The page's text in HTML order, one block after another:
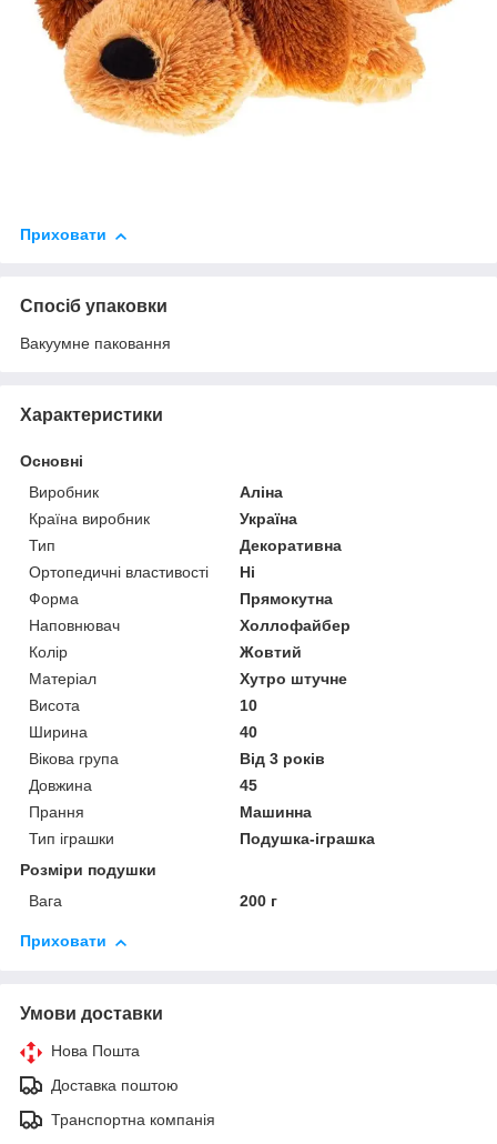
Приховати
Спосіб упаковки
Вакуумне паковання
Характеристики
Основні
Виробник
Аліна
Країна виробник
Україна
Тип
Декоративна
Ортопедичні властивості
Ні
Форма
Прямокутна
Наповнювач
Холлофайбер
Колір
Жовтий
Матеріал
Хутро штучне
Висота
10
Ширина
40
Вікова група
Від 3 років
Довжина
45
Прання
Машинна
Тип іграшки
Подушка-іграшка
Розміри подушки
Вага
200 г
Приховати
Умови доставки
Нова Пошта
Доставка поштою
Транспортна компанія